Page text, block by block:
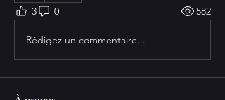
3 0 582
Rédigez un commentaire...